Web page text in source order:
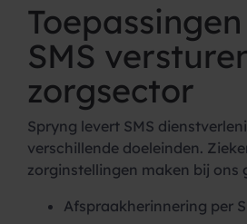
SMS
zorgsector
Spryng levert SMS
verschillende doeleinden.
zorginstellingen maken bij ons
Afspraakherinnering per